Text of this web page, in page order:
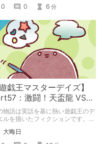
0
0 6 分
遊戯王マスターデイズ】
：激闘！天盃龍 VS
D【架空デュエル】
物語は実話を基に熱い遊戯王のデ
ルを描いたフィクションです。
分用メモ：2025-05-14）
大晦日